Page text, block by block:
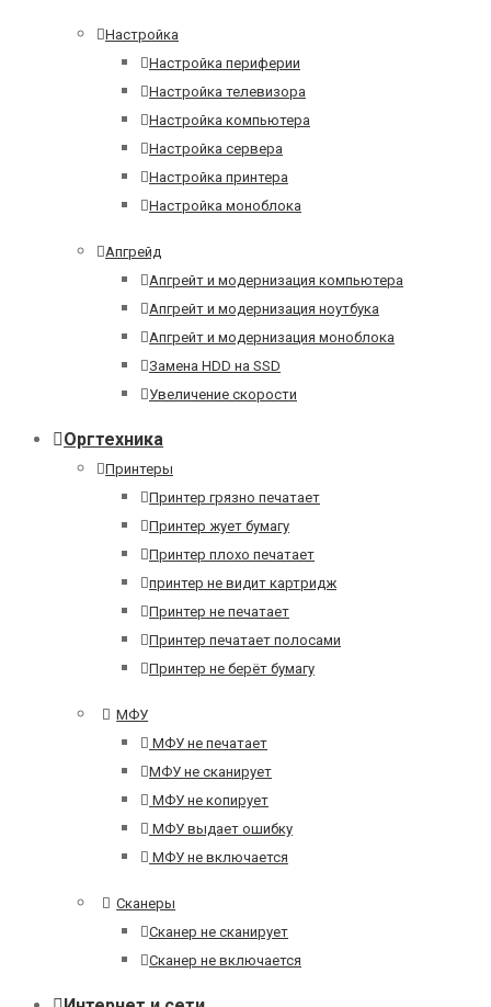
Настройка
Настройка периферии
Настройка телевизора
Настройка компьютера
Настройка сервера
Настройка принтера
Настройка моноблока
Апгрейд
Апгрейт и модернизация компьютера
Апгрейт и модернизация ноутбука
Апгрейт и модернизация моноблока
Замена HDD на SSD
Увеличение скорости
Оргтехника
Принтеры
Принтер грязно печатает
Принтер жует бумагу
Принтер плохо печатает
принтер не видит картридж
Принтер не печатает
Принтер печатает полосами
Принтер не берёт бумагу
МФУ
МФУ не печатает
МФУ не сканирует
МФУ не копирует
МФУ выдает ошибку
МФУ не включается
Сканеры
Сканер не сканирует
Сканер не включается